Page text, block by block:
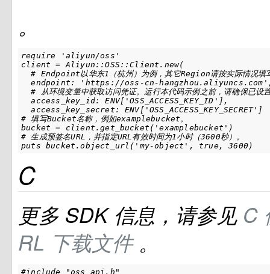
。
require 'aliyun/oss'
client = Aliyun::OSS::Client.new(
# Endpoint以华东1（杭州）为例，其它Region请按实际情况填
endpoint: 'https://oss-cn-
# 从环境变量中获取访问凭证。运行本代码示例之前，请确
  access_key_id: ENV['OSS_ACCESS_KEY_ID'],
  access_key_secret: ENV['OSS_ACCESS_KEY_SECRET']
# 填写Bucket名称，例如examplebucket。
bucket = client.get_bucket('examplebucket')
# 生成预签名URL，并指定URL有效时间为1小时（3600秒）。
puts bucket.object_url('my-object', true, 3600)
C
更多 SDK 信息，请参见 C
RL 下载文件 。
#include "oss_api.h"